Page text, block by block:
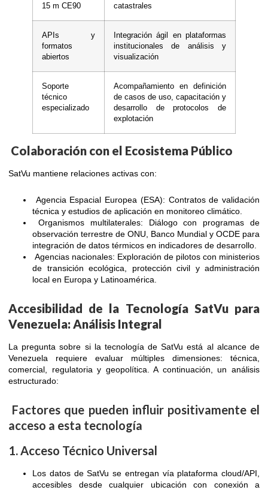
15 m CE90
catastrales
APIs y
formatos
abiertos
Integración ágil en plataformas
institucionales de análisis y
visualización
Soporte
técnico
especializado
Acompañamiento en definición
de casos de uso, capacitación y
desarrollo de protocolos de
explotación
Colaboración con el Ecosistema Público
SatVu mantiene relaciones activas con:
Agencia Espacial Europea (ESA): Contratos de validación
técnica y estudios de aplicación en monitoreo climático.
Organismos multilaterales: Diálogo con programas de
observación terrestre de ONU, Banco Mundial y OCDE para
integración de datos térmicos en indicadores de desarrollo.
Agencias nacionales: Exploración de pilotos con ministerios
de transición ecológica, protección civil y administración
local en Europa y Latinoamérica.
Accesibilidad de la Tecnología SatVu para
Venezuela: Análisis Integral
La pregunta sobre si la tecnología de SatVu está al alcance de
Venezuela requiere evaluar múltiples dimensiones: técnica,
comercial, regulatoria y geopolítica. A continuación, un análisis
estructurado:
Factores que pueden influir positivamente el
acceso a esta tecnología
1. Acceso Técnico Universal
Los datos de SatVu se entregan vía plataforma cloud/API,
accesibles desde cualquier ubicación con conexión a